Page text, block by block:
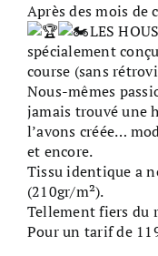
Après des mois de
LES
spécialement
course (sans
Nous-mêmes
jamais trouvé une
l’avons créée…
et encore.
Tissu identique a
(210gr/m²).
Tellement fiers du
Pour un tarif de